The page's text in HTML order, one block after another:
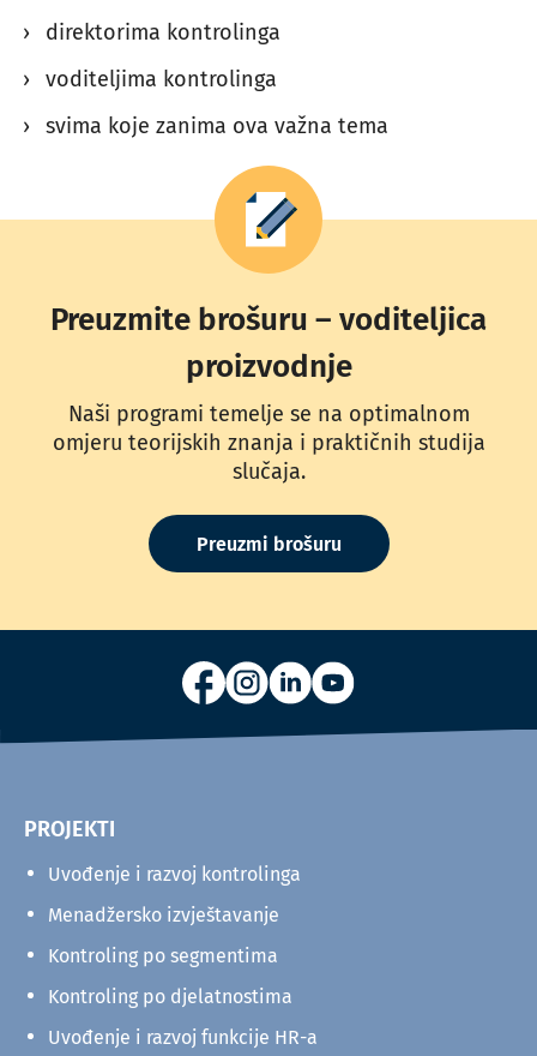
direktorima kontrolinga
voditeljima kontrolinga
svima koje zanima ova važna tema
Preuzmite brošuru – voditeljica
proizvodnje
Naši programi temelje se na optimalnom
omjeru teorijskih znanja i praktičnih studija
slučaja.
Preuzmi brošuru
PROJEKTI
Uvođenje i razvoj kontrolinga
Menadžersko izvještavanje
Kontroling po segmentima
Kontroling po djelatnostima
Uvođenje i razvoj funkcije HR-a